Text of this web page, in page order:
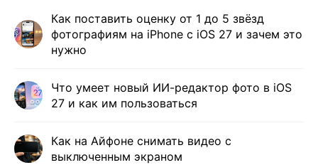
Как поставить оценку от 1 до 5 звёзд
фотографиям на iPhone с iOS 27 и зачем это
нужно
Что умеет новый ИИ-редактор фото в iOS
27 и как им пользоваться
Как на Айфоне снимать видео с
выключенным экраном